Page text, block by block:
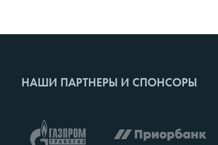
НАШИ ПАРТНЕРЫ И СПОНСОРЫ